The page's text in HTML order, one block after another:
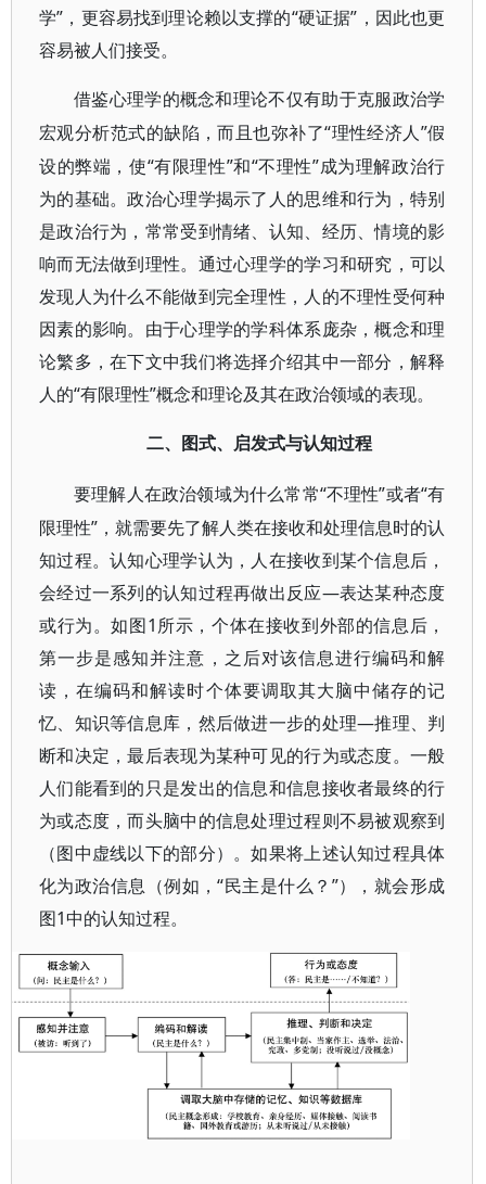
学”，更容易找到理论赖以支撑的“硬证据”，因此也更
容易被人们接受。
借鉴心理学的概念和理论不仅有助于克服政治学
宏观分析范式的缺陷，而且也弥补了“理性经济人”假
设的弊端，使“有限理性”和“不理性”成为理解政治行
为的基础。政治心理学揭示了人的思维和行为，特别
是政治行为，常常受到情绪、认知、经历、情境的影
响而无法做到理性。通过心理学的学习和研究，可以
发现人为什么不能做到完全理性，人的不理性受何种
因素的影响。由于心理学的学科体系庞杂，概念和理
论繁多，在下文中我们将选择介绍其中一部分，解释
人的“有限理性”概念和理论及其在政治领域的表现。
二、图式、启发式与认知过程
要理解人在政治领域为什么常常“不理性”或者“有
限理性”，就需要先了解人类在接收和处理信息时的认
知过程。认知心理学认为，人在接收到某个信息后，
会经过一系列的认知过程再做出反应—表达某种态度
或行为。如图1所示，个体在接收到外部的信息后，
第一步是感知并注意，之后对该信息进行编码和解
读，在编码和解读时个体要调取其大脑中储存的记
忆、知识等信息库，然后做进一步的处理—推理、判
断和决定，最后表现为某种可见的行为或态度。一般
人们能看到的只是发出的信息和信息接收者最终的行
为或态度，而头脑中的信息处理过程则不易被观察到
（图中虚线以下的部分）。如果将上述认知过程具体
化为政治信息（例如，“民主是什么？”），就会形成
图1中的认知过程。